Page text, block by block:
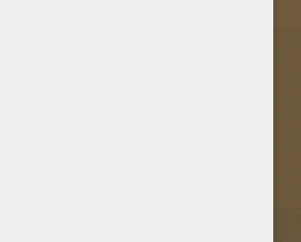
l'imprimer ? Pas de souci, ce
que tu peux aussi colorier le